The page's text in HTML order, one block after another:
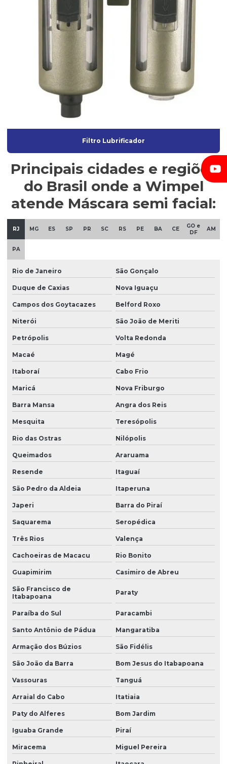
Filtro Lubrificador
Principais cidades e regiões
do Brasil onde a Wimpel
atende Máscara semi facial:
RJ MG ES SP PR SC RS PE BA CE
GO e
DF
AM
PA
Rio de Janeiro São Gonçalo
Duque de Caxias Nova Iguaçu
Campos dos Goytacazes Belford Roxo
Niterói São João de Meriti
Petrópolis Volta Redonda
Macaé Magé
Itaboraí Cabo Frio
Maricá Nova Friburgo
Barra Mansa Angra dos Reis
Mesquita Teresópolis
Rio das Ostras Nilópolis
Queimados Araruama
Resende Itaguaí
São Pedro da Aldeia Itaperuna
Japeri Barra do Piraí
Saquarema Seropédica
Três Rios Valença
Cachoeiras de Macacu Rio Bonito
Guapimirim Casimiro de Abreu
São Francisco de
Itabapoana
Paraty
Paraíba do Sul Paracambi
Santo Antônio de Pádua Mangaratiba
Armação dos Búzios São Fidélis
São João da Barra Bom Jesus do Itabapoana
Vassouras Tanguá
Arraial do Cabo Itatiaia
Paty do Alferes Bom Jardim
Iguaba Grande Piraí
Miracema Miguel Pereira